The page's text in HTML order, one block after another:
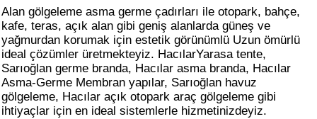
Alan gölgeleme asma germe çadırları ile otopark, bahçe,
kafe, teras, açık alan gibi geniş alanlarda güneş ve
yağmurdan korumak için estetik görünümlü Uzun ömürlü
ideal çözümler üretmekteyiz. HacılarYarasa tente,
Sarıoğlan germe branda, Hacılar asma branda, Hacılar
Asma-Germe Membran yapılar, Sarıoğlan havuz
gölgeleme, Hacılar açık otopark araç gölgeleme gibi
ihtiyaçlar için en ideal sistemlerle hizmetinizdeyiz.